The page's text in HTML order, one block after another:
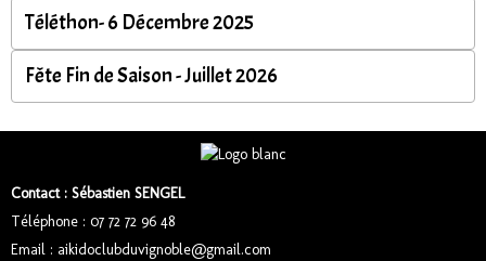
Téléthon- 6 Décembre 2025
Fête Fin de Saison - Juillet 2026
Contact : Sébastien SENGEL
Téléphone : 07 72 72 96 48
Email : aikidoclubduvignoble@gmail.com